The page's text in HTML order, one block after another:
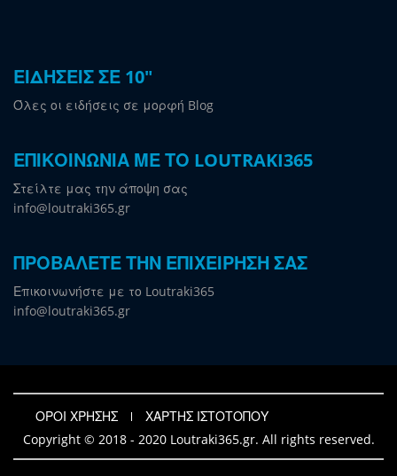
ΕΙΔΗΣΕΙΣ ΣΕ 10"
Όλες οι ειδήσεις σε μορφή Blog
ΕΠΙΚΟΙΝΩΝΙΑ ΜΕ ΤΟ LOUTRAKI365
Στείλτε μας την άποψη σας
info@loutraki365.gr
ΠΡΟΒΑΛΕΤΕ ΤΗΝ ΕΠΙΧΕΙΡΗΣΗ ΣΑΣ
Επικοινωνήστε με το Loutraki365
info@loutraki365.gr
ΟΡΟΙ ΧΡΗΣΗΣ
ΧΑΡΤΗΣ ΙΣΤΟΤΟΠΟΥ
Copyright © 2018 - 2020 Loutraki365.gr. All rights reserved.